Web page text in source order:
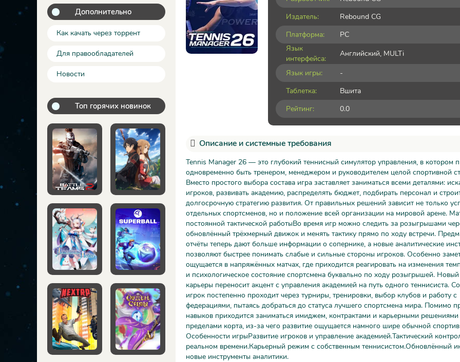
Дополнительно
Как качать через торрент
Для правообладателей
Новости
Топ горячих новинок
Издатель:
Rebound CG
Платформа:
PC
Язык
интерфейса:
Английский, MULTi
Язык игры:
-
Таблетка:
Вшита
Рейтинг:
0.0
Описание и системные требования
Tennis Manager 26 — это глубокий теннисный симулятор управления, в котором
одновременно быть тренером, менеджером и руководителем целой спортивной
Вместо простого выбора состава игра заставляет заниматься всеми деталями:
игроков, развивать академию, распределять бюджет, подбирать персонал и
долгосрочную стратегию развития. От правильных решений зависит не только
отдельных спортсменов, но и положение всей организации на мировой арене.
постоянной тактической работыВо время игр можно следить за розыгрышами
обновлённый трёхмерный движок и менять тактику прямо по ходу встречи.
отчёты теперь дают больше информации о сопернике, а новые аналитические
позволяют быстрее понимать слабые и сильные стороны игроков. Особенно
ощущается в напряжённых матчах, где приходится реагировать на изменения
и психологическое состояние спортсмена буквально по ходу розыгрышей.
карьеры переносит акцент с управления академией на путь одного теннисиста.
игрок постепенно проходит через турниры, тренировки, выбор клубов и работу с
федерациями, пытаясь добраться до статуса лучшего спортсмена мира. Помимо
навыков приходится заниматься имиджем, контрактами и карьерными решениями
пределами корта, из-за чего развитие ощущается намного шире обычной
Особенности игрыРазвитие игроков и управление академией.Тактический
реальном времени.Карьерный режим с собственным теннисистом.Обновлённый
новые инструменты аналитики.